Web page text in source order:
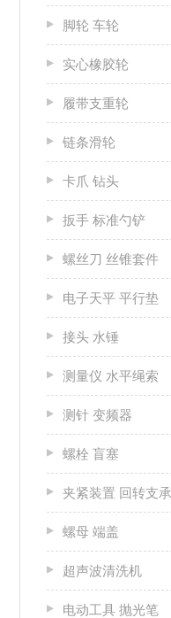
脚轮 车轮
实心橡胶轮
履带支重轮
链条滑轮
卡爪 钻头
扳手 标准勺铲
螺丝刀 丝锥套件
电子天平 平行垫
接头 水锤
测量仪 水平绳索
测针 变频器
螺栓 盲塞
夹紧装置 回转支承
螺母 端盖
超声波清洗机
电动工具 抛光笔